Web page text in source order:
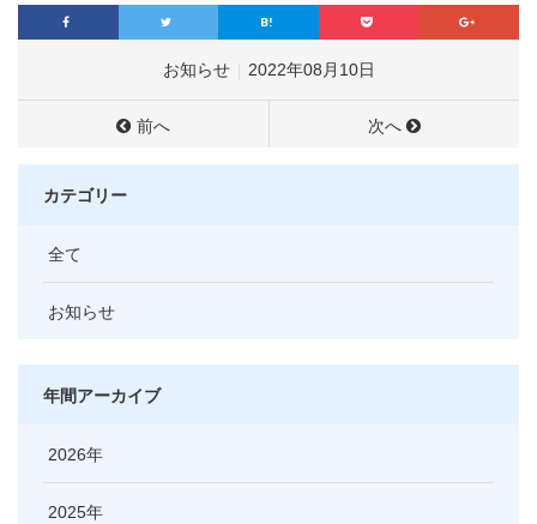
お知らせ 2022年08月10日
前へ 次へ
カテゴリー
全て
お知らせ
年間アーカイブ
2026
2025